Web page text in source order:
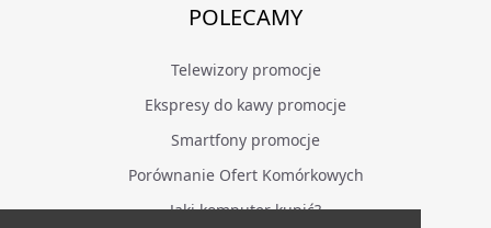
POLECAMY
Telewizory promocje
Ekspresy do kawy promocje
Smartfony promocje
Porównanie Ofert Komórkowych
Jaki komputer kupić?